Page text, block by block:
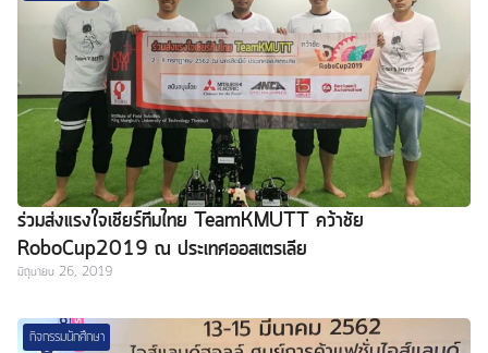
ร่วมส่งแรงใจเชียร์ทีมไทย TeamKMUTT คว้าชัย
RoboCup2019 ณ ประเทศออสเตรเลีย
มิถุนายน 26, 2019
กิจกรรมนักศึกษา